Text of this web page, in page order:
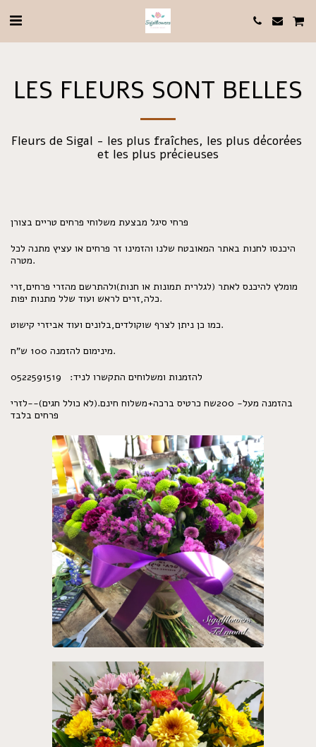
LES FLEURS SONT BELLES
Fleurs de Sigal - les plus fraîches, les plus décorées
et les plus précieuses
פרחי סיגל מבצעת משלוחי פרחים טריים בצורן
היכנסו לחנות באתר המאובטח שלנו והזמינו זר פרחים או עציץ מתנה לכל
מטרה.
מומלץ להיכנס לאתר (לגלרית תמונות או חנות)ולהתרשם מהזרי פרחים,זרי
כלה,זרים לראש ועוד שלל מתנות יפות.
כמו כן ניתן לצרף שוקולדים,בלונים ועוד אביזרי קישוט.
מינימום להזמנה 100 ש"ח.
בהזמנה מעל- 200שח כרטיס ברכה+משלוח חינם.(לא כולל חגים)--לזרי
פרחים בלבד